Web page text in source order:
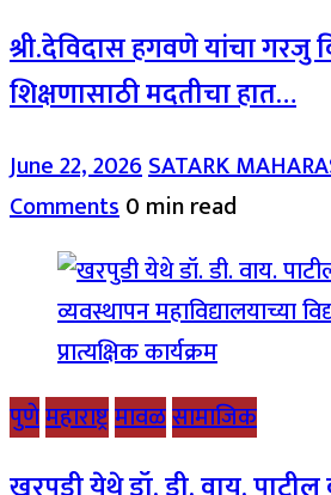
श्री.देविदास हगवणे यांचा गरजु
शिक्षणासाठी मदतीचा हात…
June 22, 2026SATARK
Comments0 min read
पुणेमहाराष्ट्रमावळसामाजिक